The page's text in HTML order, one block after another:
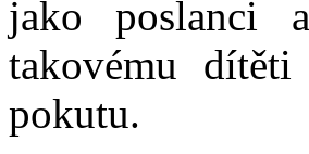
jako poslanci
takovému
pokutu.